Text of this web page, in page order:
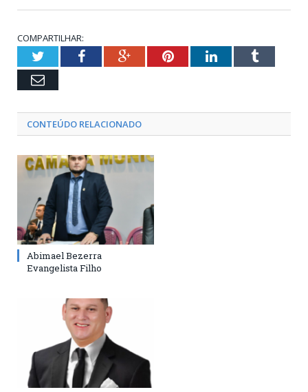
COMPARTILHAR:
TwitterFacebookGoogle+PinterestLinkedInTumblr
Email
CONTEÚDO RELACIONADO
Abimael Bezerra
Evangelista Filho